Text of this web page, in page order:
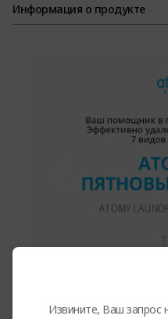
Информация о продукте
Извините, Ваш запрос